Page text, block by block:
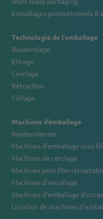
Emballages promotionnels &
Technologie de l'emballage
Banderolage
Etirage
Cerclage
Rétraction
Collage
Machines d’emballage
Banderoleuses
Machines d'emballage sous
Machines de cerclage
Machines pour film
Machines d’encollage
Machines d'emballage
Location de machines